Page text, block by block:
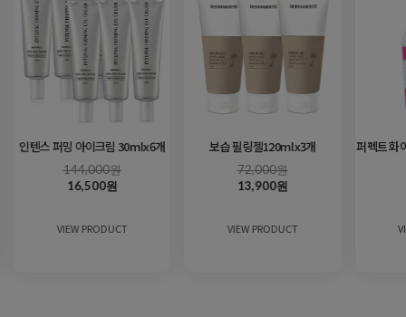
인텐스 퍼밍 아이크림 30mlx6개
144,000원
16,500원
VIEW PRODUCT
보습 필링젤120mlx3개
72,000원
13,900원
VIEW PRODUCT
퍼펙트 화